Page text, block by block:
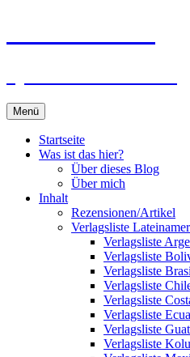
Menü
Startseite
Was ist das hier?
Über dieses Blog
Über mich
Inhalt
Rezensionen/Artikel
Verlagsliste
Verlagsliste
Verlagsliste
Verlagsliste
Verlagsliste
Verlagsliste
Verlagsliste
Verlagsliste
Verlagsliste